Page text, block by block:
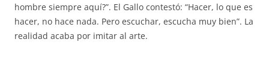
hombre siempre aquí?”. El Gallo contestó: “Hacer, lo que es
hacer, no hace nada. Pero escuchar, escucha muy bien”. La
realidad acaba por imitar al arte.